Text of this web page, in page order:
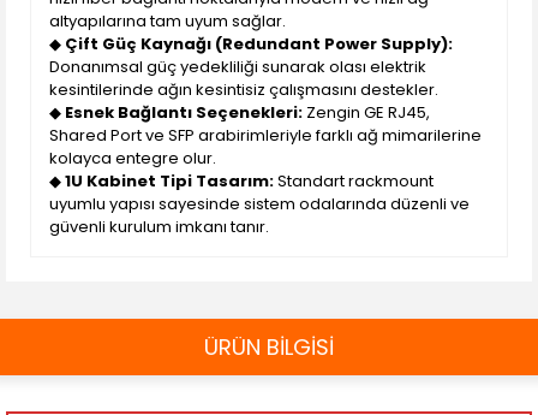
altyapılarına tam uyum sağlar.
◆ Çift Güç Kaynağı (Redundant Power Supply):
Donanımsal güç yedekliliği sunarak olası elektrik
kesintilerinde ağın kesintisiz çalışmasını destekler.
◆ Esnek Bağlantı Seçenekleri: Zengin GE RJ45,
Shared Port ve SFP arabirimleriyle farklı ağ mimarilerine
kolayca entegre olur.
◆1U Kabinet Tipi Tasarım:Standart rackmount
uyumlu yapısı sayesinde sistem odalarında düzenli ve
güvenli kurulum imkanı tanır.
ÜRÜN BİLGİSİ